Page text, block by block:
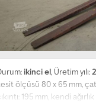
ikinci el, Üretim yılı:
ölçüsü 80 x 65 mm,
195 mm, kendi